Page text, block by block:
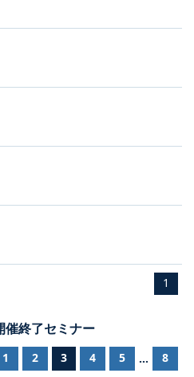
1
催終了セミナー
1 2 3 4 5 ... 8